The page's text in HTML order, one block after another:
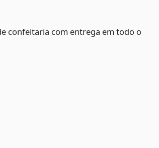
confeitaria com entrega em todo o